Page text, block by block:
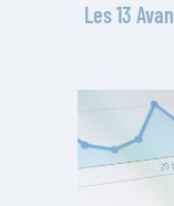
Les 13